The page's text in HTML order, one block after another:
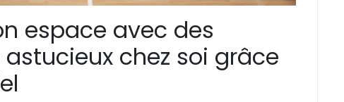
espace avec des
chez soi grâce